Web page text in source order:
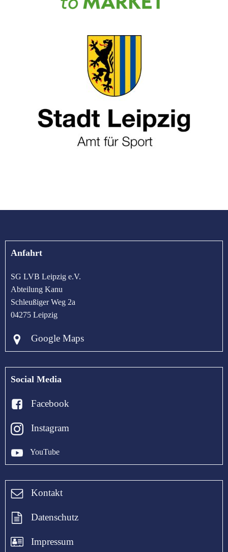
Anfahrt
SG LVB Leipzig e.V.
Abteilung Kanu
Schleußiger Weg 2a
04275 Leipzig
Google Maps
Social Media
Facebook
Instagram
YouTube
Kontakt
Datenschutz
Impressum